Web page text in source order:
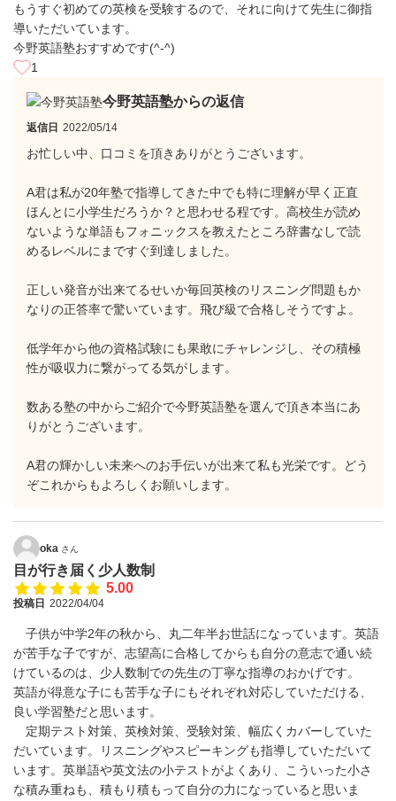
もうすぐ初めての英検を受験するので、それに向けて先生に御指
導いただいています。
今野英語塾おすすめです(^-^)
1
今野英語塾からの返信
返信日 2022/05/14
お忙しい中、口コミを頂きありがとうございます。
A君は私が20年塾で指導してきた中でも特に理解が早く正直
ほんとに小学生だろうか？と思わせる程です。高校生が読め
ないような単語もフォニックスを教えたところ辞書なしで読
めるレベルにまですぐ到達しました。
正しい発音が出来てるせいか毎回英検のリスニング問題もか
なりの正答率で驚いています。飛び級で合格しそうですよ。
低学年から他の資格試験にも果敢にチャレンジし、その積極
性が吸収力に繋がってる気がします。
数ある塾の中からご紹介で今野英語塾を選んで頂き本当にあ
りがとうございます。
A君の輝かしい未来へのお手伝いが出来て私も光栄です。どう
ぞこれからもよろしくお願いします。
oka さん
目が行き届く少人数制
5.00
投稿日 2022/04/04
子供が中学2年の秋から、丸二年半お世話になっています。英語
が苦手な子ですが、志望高に合格してからも自分の意志で通い続
けているのは、少人数制での先生の丁寧な指導のおかげです。
英語が得意な子にも苦手な子にもそれぞれ対応していただける、
良い学習塾だと思います。
定期テスト対策、英検対策、受験対策、幅広くカバーしていた
だいています。リスニングやスピーキングも指導していただいて
います。英単語や英文法の小テストがよくあり、こういった小さ
な積み重ねも、積もり積もって自分の力になっていると思いま